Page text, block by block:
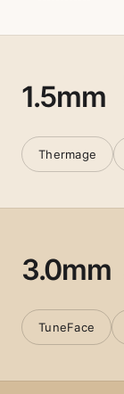
1.5mm
Thermage
3.0mm
TuneFace